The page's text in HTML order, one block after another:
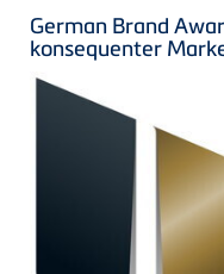
German Brand
konsequenter